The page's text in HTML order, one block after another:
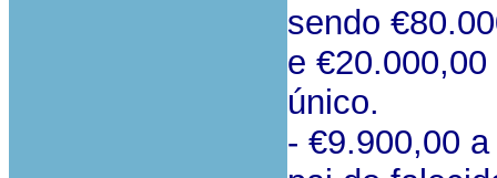
sendo
e
único.
- €9.900,00